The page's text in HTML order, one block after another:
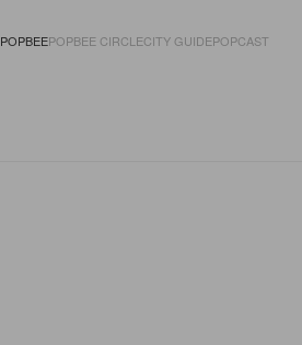
POPBEEPOPBEE CIRCLECITY GUIDEPOPCAST